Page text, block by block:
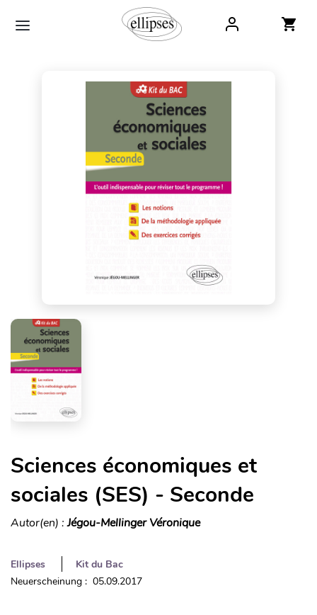
Sciences économiques et
sociales (SES) - Seconde
Autor(en) :Jégou-Mellinger Véronique
Ellipses
Kit du Bac
Neuerscheinung : 05.09.2017